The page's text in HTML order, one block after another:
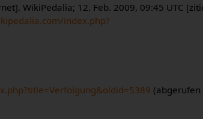
WikiPedalia; 12. Feb. 2009, 09:45 UTC
index.php?
(abgerufen